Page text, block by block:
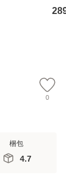
便送料無
産
0
梱包
4.7